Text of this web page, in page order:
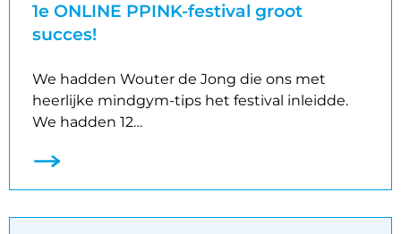
1e ONLINE PPINK-festival groot
succes!
We hadden Wouter de Jong die ons met
heerlijke mindgym-tips het festival inleidde.
We hadden 12…